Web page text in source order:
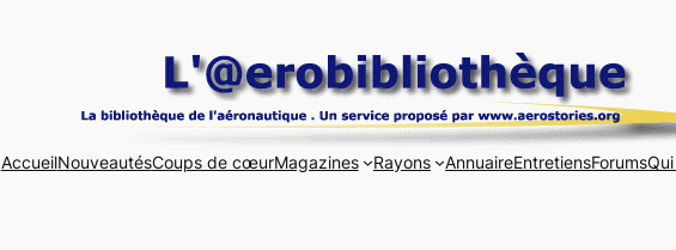
AccueilNouveautésCoups de cœurMagazines Rayons AnnuaireEntretiensForums